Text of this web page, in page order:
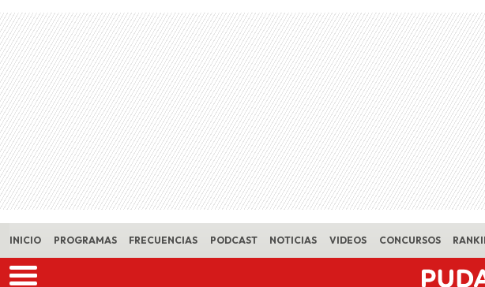
Skip to main content
INICIO PROGRAMAS FRECUENCIAS PODCAST NOTICIAS VIDEOS CONCURSOS